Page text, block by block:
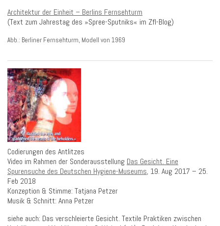
Architektur der Einheit – Berlins Fernsehturm
(Text zum Jahrestag des »Spree-Sputniks« im Zfl-Blog)
Abb.: Berliner Fernsehturm, Modell von 1969
Codierungen des Antlitzes
Video im Rahmen der Sonderausstellung Das Gesicht. Eine
Spurensuche des Deutschen Hygiene-Museums, 19. Aug 2017 – 25.
Feb 2018
Konzeption & Stimme: Tatjana Petzer
Musik & Schnitt: Anna Petzer
siehe auch: Das verschleierte Gesicht. Textile Praktiken zwischen